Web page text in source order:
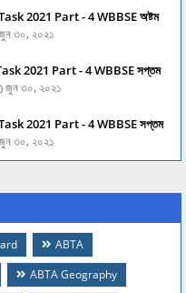
2021 Part - 4 WBBSE অষ্টম
৩০, ২০২১
2021 Part - 4 WBBSE সপ্তম
জুন ৩০, ২০২১
2021 Part - 4 WBBSE সপ্তম
৩০, ২০২১
ABTA
ABTA Geography